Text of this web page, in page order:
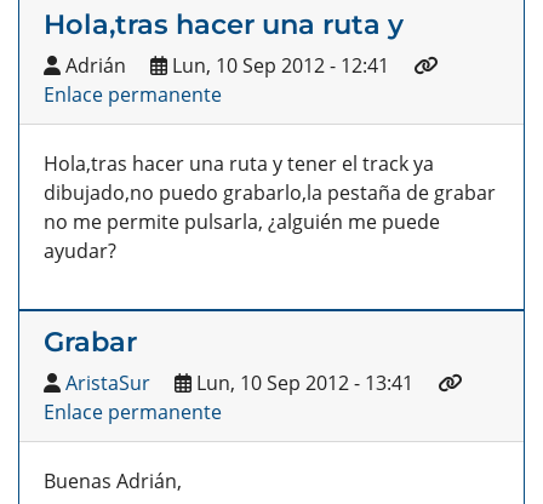
Hola,tras hacer una ruta y
Adrián
Lun, 10 Sep 2012 - 12:41
Enlace permanente
Hola,tras hacer una ruta y tener el track ya
dibujado,no puedo grabarlo,la pestaña de grabar
no me permite pulsarla, ¿alguién me puede
ayudar?
Grabar
AristaSur
Lun, 10 Sep 2012 - 13:41
Enlace permanente
Buenas Adrián,